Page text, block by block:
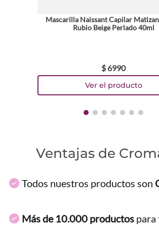
Mascarilla Naissant Capilar
Rubio Beige Perlado 40ml
$ 6990
Ventajas de
Todos nuestros productos son
Más de 10.000 productos para